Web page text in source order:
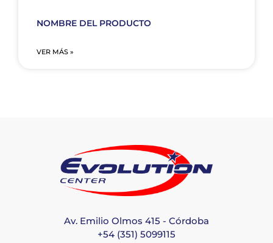
NOMBRE DEL PRODUCTO
VER MÁS »
Av. Emilio Olmos 415 - Córdoba
+54 (351) 5099115